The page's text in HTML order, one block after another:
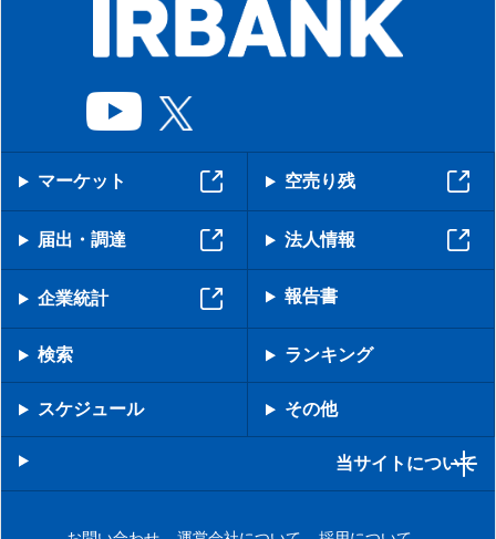
マーケット 空売り残
届出・調達 法人情報
企業統計 報告書
検索 ランキング
スケジュール その他
当サイトについて